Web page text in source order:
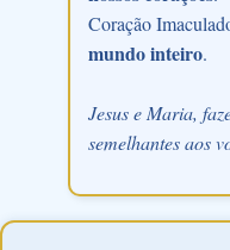
Coração
mundo inteiro.
Jesus e Maria,
semelhantes aos